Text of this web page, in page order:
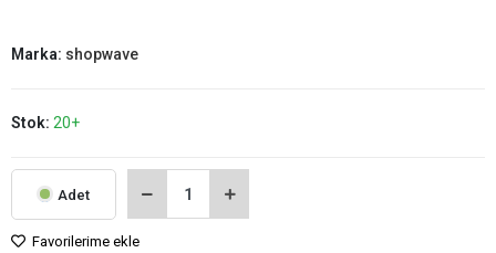
Marka: shopwave
Stok: 20+
Adet
Favorilerime ekle